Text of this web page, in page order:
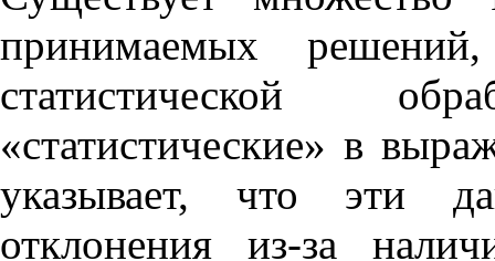
принимаемых
статистической
«статистические» в
указывает, что эти
отклонения из-за